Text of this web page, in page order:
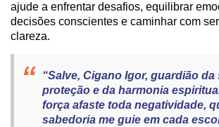
ajude a enfrentar desafios, equilibrar
decisões conscientes e caminhar com
clareza.
“Salve, Cigano Igor, guardião da
proteção e da harmonia
força afaste toda negatividade,
sabedoria me guie em cada